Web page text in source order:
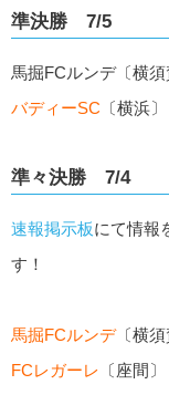
準決勝 7/5
馬掘FCルンデ〔横
バディーSC 〔横浜
準々決勝 7/4
速報掲示板にて情報
す！
馬掘FCルンデ〔横
FCレガーレ 〔座間